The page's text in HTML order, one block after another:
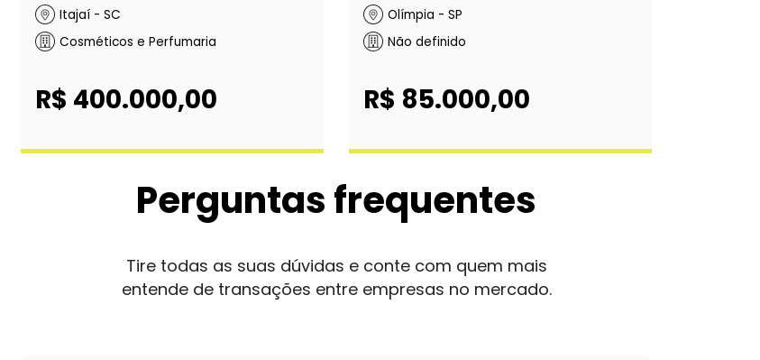
Itajaí - SC
Cosméticos e Perfumaria
R$ 400.000,00
Olímpia - SP
Não definido
R$ 85.000,00
Perguntas frequentes
Tire todas as suas dúvidas e conte com quem mais
entende de transações entre empresas no mercado.